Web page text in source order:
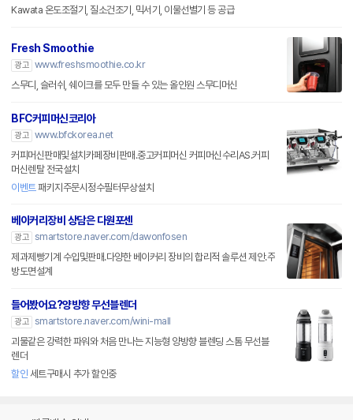
Kawata 온도조절기, 질소건조기, 믹서기, 이물선별기 등 공급
Fresh Smoothie
광고 www.freshsmoothie.co.kr
스무디, 슬러쉬, 쉐이크를 모두 만들 수 있는 올인원 스무디머신
BFC커피머신코리아
광고 www.bfckorea.net
커피머신판매및설치카페장비판매.중고커피머신 커피머신수리AS.커피
머신렌탈 전국설치
이벤트패키지주문시정수필터무상설치
베이커리장비 상담은 다원포센
광고 smartstore.naver.com/dawonfosen
제과제빵기계 수입및판매.다양한 베이커리 장비의 합리적 솔루션 제안.주
방도면설계
들어봤어요?양방향 무선블렌더
광고 smartstore.naver.com/wini-mall
괴물같은 강력한 파워와 처음 만나는 지능형 양방향 블렌딩 스톰 무선블
렌더
할인 세트구매시 추가 할인중